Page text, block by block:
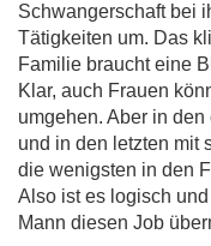
Schwangerschaft bei
Tätigkeiten um. Das
Familie braucht eine
Klar, auch Frauen
umgehen. Aber in
und in den letzten mit
die wenigsten in den
Also ist es logisch
Mann diesen Job